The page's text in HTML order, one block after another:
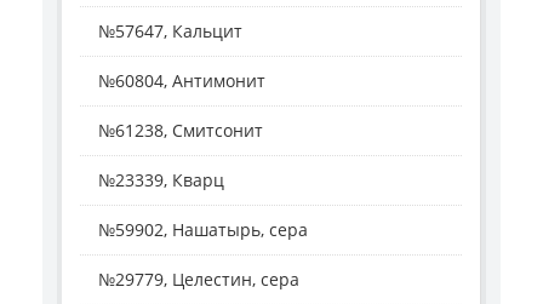
№57647, Кальцит
№60804, Антимонит
№61238, Смитсонит
№23339, Кварц
№59902, Нашатырь, сера
№29779, Целестин, сера